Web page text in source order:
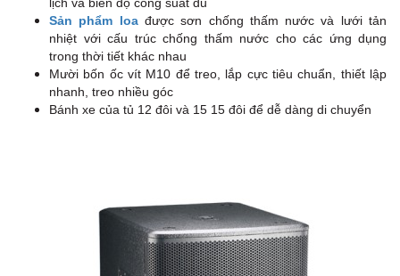
lịch và biên độ công suất đủ
Sản phẩm loađược sơn chống thấm nước và lưới tản
nhiệt với cấu trúc chống thấm nước cho các ứng dụng
trong thời tiết khác nhau
Mười bốn ốc vít M10 để treo, lắp cực tiêu chuẩn, thiết lập
nhanh, treo nhiều góc
Bánh xe của tủ 12 đôi và 15 15 đôi để dễ dàng di chuyển